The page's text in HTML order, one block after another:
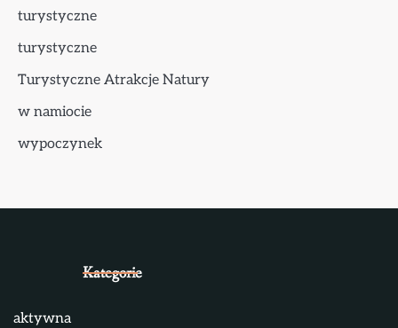
turystyczne
turystyczne
Turystyczne Atrakcje Natury
w namiocie
wypoczynek
Kategorie
aktywna